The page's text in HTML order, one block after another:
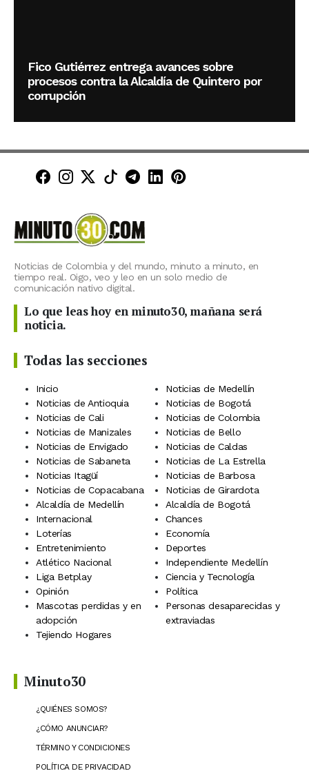
Fico Gutiérrez entrega avances sobre
procesos contra la Alcaldía de Quintero por
corrupción
Minuto30 en Facebook
Minuto30 en Instagram
Minuto30 en X (Twitter)
Minuto30 en TikTok
Canal de Minuto30 en
Minuto30 en LinkedIn
Minuto30 en
Noticias de Colombia y del mundo, minuto a minuto, en
tiempo real. Oigo, veo y leo en un solo medio de
comunicación nativo digital.
Lo que leas hoy en minuto30, mañana será
noticia.
Todas las secciones
Inicio
Noticias de Medellín
Noticias de Antioquia
Noticias de Bogotá
Noticias de Cali
Noticias de Colombia
Noticias de Manizales
Noticias de Bello
Noticias de Envigado
Noticias de Caldas
Noticias de Sabaneta
Noticias de La Estrella
Noticias Itagüí
Noticias de Barbosa
Noticias de Copacabana
Noticias de Girardota
Alcaldía de Medellín
Alcaldía de Bogotá
Internacional
Chances
Loterías
Economía
Entretenimiento
Deportes
Atlético Nacional
Independiente Medellín
Liga Betplay
Ciencia y Tecnología
Opinión
Política
Mascotas perdidas y en
adopción
Personas desaparecidas y
extraviadas
Tejiendo Hogares
Minuto30
¿QUIÉNES SOMOS?
¿CÓMO ANUNCIAR?
TÉRMINO Y CONDICIONES
POLÍTICA DE PRIVACIDAD